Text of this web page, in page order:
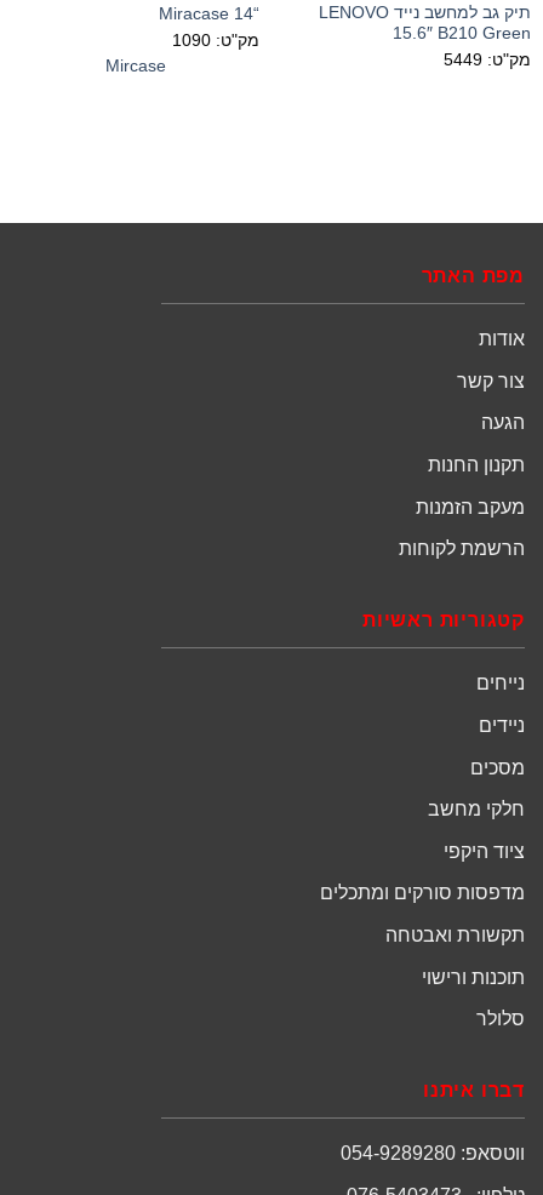
תיק גב למחשב נייד LENOVO
15.6″ B210 Green
מק"ט: 5449
“14 Miracase
Mircase
מק"ט: 1090
מפת האתר
אודות
צור קשר
הגעה
תקנון החנות
מעקב הזמנות
הרשמת לקוחות
קטגוריות ראשיות
נייחים
ניידים
מסכים
חלקי מחשב
ציוד היקפי
מדפסות סורקים ומתכלים
תקשורת ואבטחה
תוכנות ורישוי
סלולר
דברו איתנו
ווטסאפ: 054-9289280